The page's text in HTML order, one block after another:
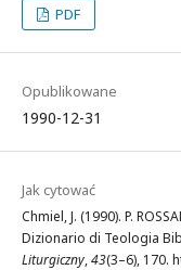
PDF
Opublikowane
1990-12-31
Jak cytować
Chmiel, J. (1990). P.
Dizionario di Teologia
Liturgiczny,43(3–6), 170.